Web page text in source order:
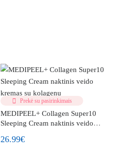
Prekė su pasirinkimais
MEDIPEEL+ Collagen Super10
Sleeping Cream naktinis veido
26.99€